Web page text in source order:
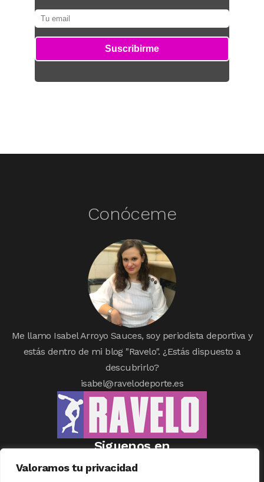
Valoramos tu privacidad
Conóceme
Me llamo Isabel Arroyo Sauces, soy periodista deportiva y
estás dentro de mi blog "Ravelo". ¿Estás dispuesto a
descubrirlo?
isabel@ravelodeporte.es
Siguenos en